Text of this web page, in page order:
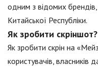
одним з відомих брендів,
Китайської Республіки.
Як зробити скріншот?
Як зробити скрін на
користувачів, власників